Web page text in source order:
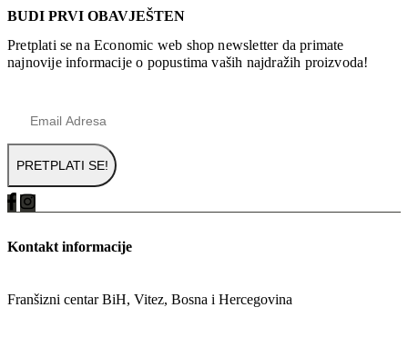
BUDI PRVI OBAVJEŠTEN
Pretplati se na Economic web shop newsletter da primate
najnovije informacije o popustima vaših najdražih proizvoda!
Kontakt informacije
Franšizni centar BiH, Vitez, Bosna i Hercegovina